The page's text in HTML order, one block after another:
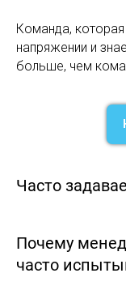
Команда,
напряжении и
больше, чем
Часто
Почему
часто